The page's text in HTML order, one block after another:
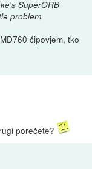
SuperORB
problem.
čipovjem, tko
porečete?